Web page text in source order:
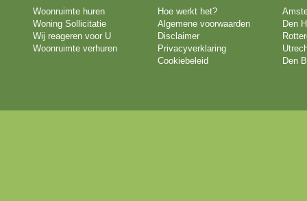
Woonruimte huren
Woning Sollicitatie
Wij reageren voor U
Woonruimte verhuren
Hoe werkt het?
Algemene voorwaarden
Disclaimer
Privacyverklaring
Cookiebeleid
Den
Den